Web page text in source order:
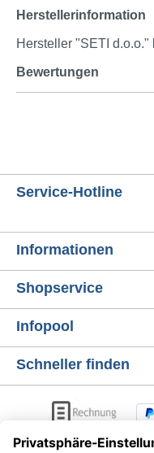
Herstellerinformation
Hersteller "SETI d.o.o."
Bewertungen
Service-Hotline
Informationen
Shopservice
Infopool
Schneller finden